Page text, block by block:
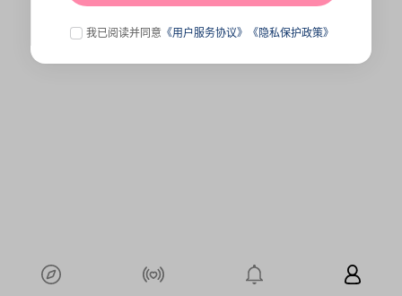
我已阅读并同意 《用户服务协议》 《隐私保护政策》